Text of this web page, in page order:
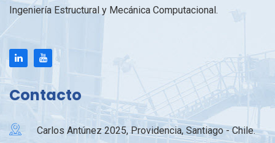
Ingeniería Estructural y Mecánica Computacional.
Contacto
Carlos Antúnez 2025, Providencia, Santiago - Chile.